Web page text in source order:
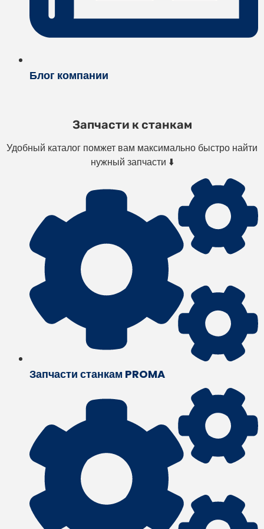
Блог компании
Запчасти к станкам
Удобный каталог помжет вам максимально быстро найти
нужный запчасти ⬇️
Запчасти станкам PROMA